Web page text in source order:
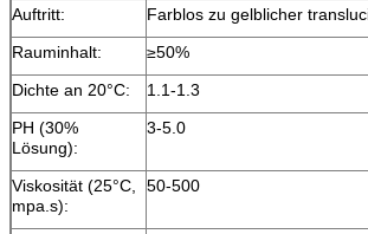
Auftritt:
Farblos zu gelblicher
Rauminhalt:
≥50%
Dichte an 20°C:
1.1-1.3
PH (30%
Lösung):
3-5.0
Viskosität (25°C,
mpa.s):
50-500